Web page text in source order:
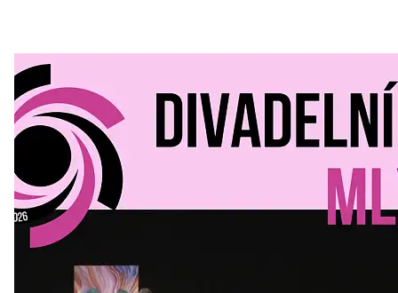
Divadelní Mlýn 30. 07. 2026
Kultura a volný čas
Divadelní mlýn. 15. až 18. října KD
MLEJN. Vstupenky již v prodeji.
Přijďte na přátelský festival divadla a inspirace 15. až 18.
října 2026 Vstupenky již v prodeji na GOOUT -
https://divadelnimlyn.cz/vstupenky Představ si čtyři dny